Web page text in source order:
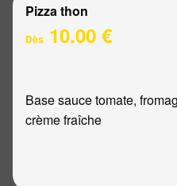
Pizza thon
Dès 10.00 €
Base sauce tomate,
crème fraîche